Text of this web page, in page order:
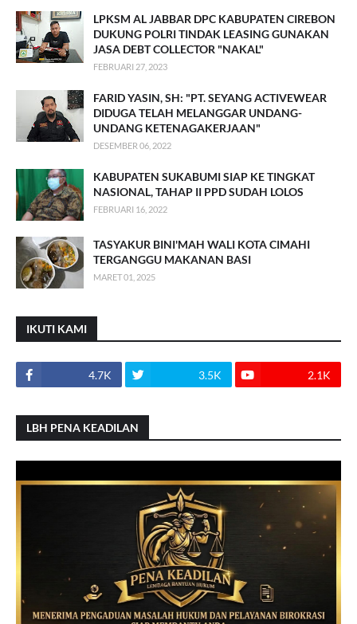
LPKSM AL JABBAR DPC KABUPATEN CIREBON
DUKUNG POLRI TINDAK LEASING GUNAKAN
JASA DEBT COLLECTOR "NAKAL"
FEBRUARI 27, 2023
FARID YASIN, SH: "PT. SEYANG ACTIVEWEAR
DIDUGA TELAH MELANGGAR UNDANG-
UNDANG KETENAGAKERJAAN"
DESEMBER 06, 2022
KABUPATEN SUKABUMI SIAP KE TINGKAT
NASIONAL, TAHAP II PPD SUDAH LOLOS
FEBRUARI 16, 2022
TASYAKUR BINI'MAH WALI KOTA CIMAHI
TERGANGGU MAKANAN BASI
MARET 01, 2025
IKUTI KAMI
4.7K 3.5K 2.1K
LBH PENA KEADILAN